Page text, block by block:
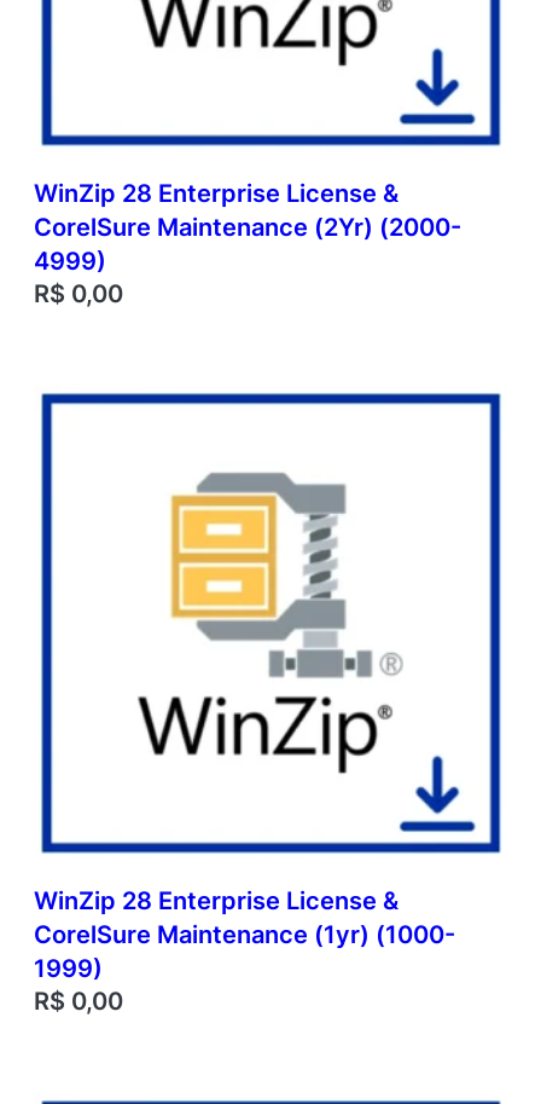
WinZip 28 Enterprise License &
CorelSure Maintenance (2Yr) (2000-
4999)
R$ 0,00
WinZip 28 Enterprise License &
CorelSure Maintenance (1yr) (1000-
1999)
R$ 0,00